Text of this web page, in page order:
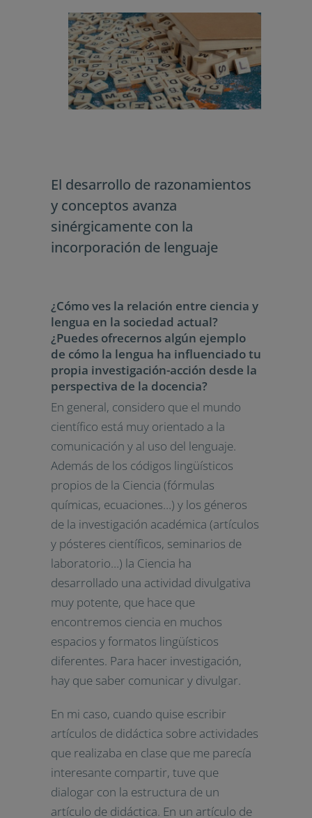
El desarrollo de razonamientos
y conceptos avanza
sinérgicamente con la
incorporación de lenguaje
¿Cómo ves la relación entre ciencia y
lengua en la sociedad actual?
¿Puedes ofrecernos algún ejemplo
de cómo la lengua ha influenciado tu
propia investigación-acción desde la
perspectiva de la docencia?
En general, considero que el mundo
científico está muy orientado a la
comunicación y al uso del lenguaje.
Además de los códigos lingüísticos
propios de la Ciencia (fórmulas
químicas, ecuaciones…) y los géneros
de la investigación académica (artículos
y pósteres científicos, seminarios de
laboratorio…) la Ciencia ha
desarrollado una actividad divulgativa
muy potente, que hace que
encontremos ciencia en muchos
espacios y formatos lingüísticos
diferentes. Para hacer investigación,
hay que saber comunicar y divulgar.
En mi caso, cuando quise escribir
artículos de didáctica sobre actividades
que realizaba en clase que me parecía
interesante compartir, tuve que
dialogar con la estructura de un
artículo de didáctica. En un artículo de